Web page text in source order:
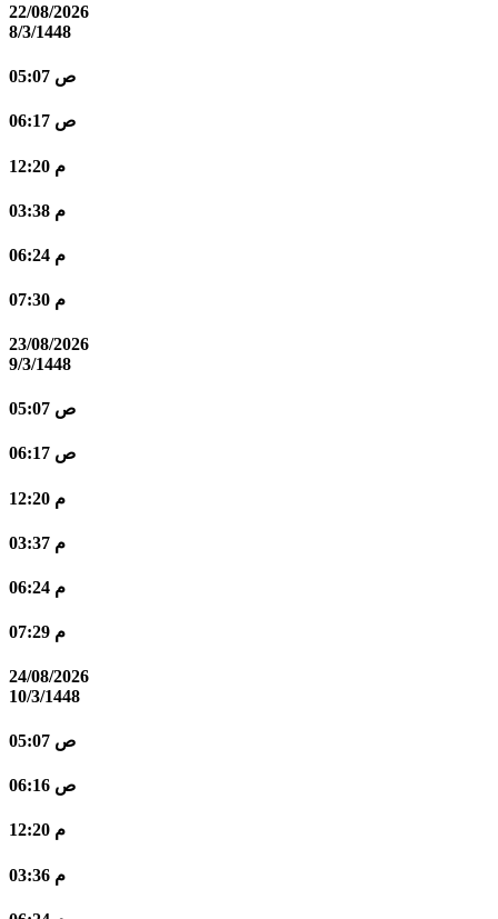
22/08/2026
8/3/1448
05:07 ص
06:17 ص
12:20 م
03:38 م
06:24 م
07:30 م
23/08/2026
9/3/1448
05:07 ص
06:17 ص
12:20 م
03:37 م
06:24 م
07:29 م
24/08/2026
10/3/1448
05:07 ص
06:16 ص
12:20 م
03:36 م